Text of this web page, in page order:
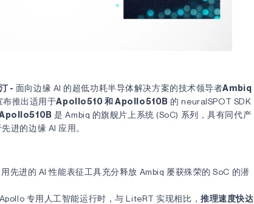
- 面向边缘 AI 的超低功耗半导体解决方案的技术领导者Ambiq
布推出适用于Apollo510 和 Apollo510B 的 neuralSPOT SDK
是 Ambiq 的旗舰片上系统 (SoC) 系列，具有同代产
进的边缘 AI 应用。
先进的 AI 性能表征工具充分释放 Ambiq 屡获殊荣的 SoC 的潜
专用人工智能运行时，与 LiteRT 实现相比，推理速度快达